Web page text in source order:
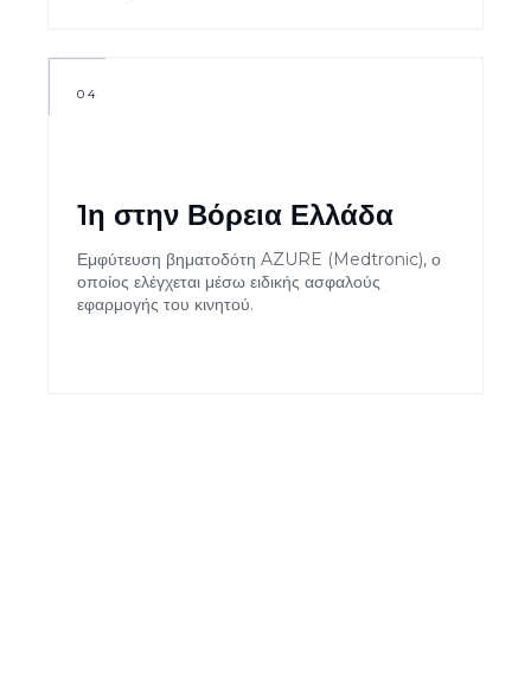
04
1η στην Βόρεια Ελλάδα
Εμφύτευση βηματοδότη AZURE (Medtronic), ο
οποίος ελέγχεται μέσω ειδικής ασφαλούς
εφαρμογής του κινητού.